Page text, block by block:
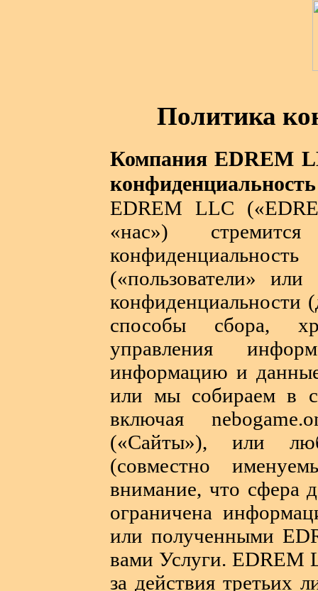
Политика
Компания EDREM
EDREM LLC
«нас»)
(«пользователи»
конфиденциальности
способы сбора,
управления
информацию и
или мы собираем в
включая
(«Сайты»), или
(совместно
внимание, что сфера
ограничена
или полученными
вами Услуги. EDREM
за действия третьих